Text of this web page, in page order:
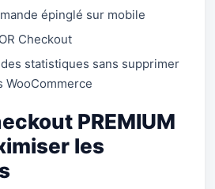
épinglé sur mobile
Checkout
statistiques sans supprimer
WooCommerce
PREMIUM
les